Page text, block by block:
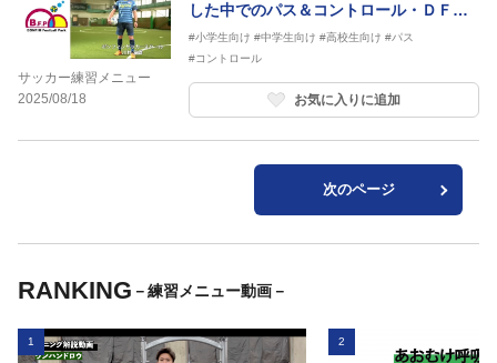
サッカー練習メニュー
2025/08/18
した中でのパス＆コントロール・ＤＦ付
き・ボール2個）
#小学生向け #中学生向け #高校生向け #パス
#コントロール
お気に入りに追加
次のページ
RANKING －練習メニュー動画－
1 2